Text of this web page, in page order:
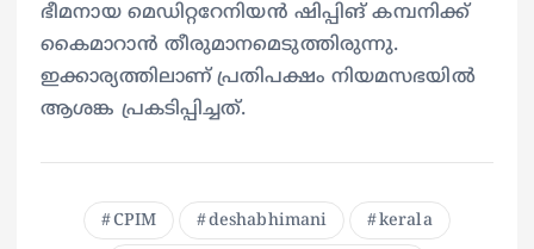
ഭീമനായ മെഡിറ്ററേനിയൻ ഷിപ്പിങ് കമ്പനിക്ക്
കൈമാറാൻ തീരുമാനമെടുത്തിരുന്നു.
ഇക്കാര്യത്തിലാണ് പ്രതിപക്ഷം നിയമസഭയിൽ
ആശങ്ക പ്രകടിപ്പിച്ചത്.
CPIM deshabhimani kerala